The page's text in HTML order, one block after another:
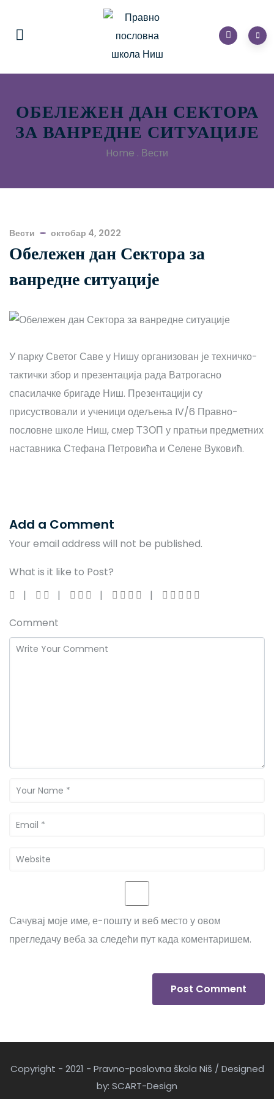
ОБЕЛЕЖЕН ДАН СЕКТОРА
ЗА ВАНРЕДНЕ СИТУАЦИЈЕ
Home . Вести
Вести октобар 4, 2022
Обележен дан Сектора за
ванредне ситуације
У парку Светог Саве у Нишу организован је техничко-
тактички збор и презентација рада Ватрогасно
спасилачке бригаде Ниш. Презентацији су
присуствовали и ученици одељења IV/6 Правно-
пословне школе Ниш, смер ТЗОП у пратњи предметних
наставника Стефана Петровића и Селене Вуковић.
Add a Comment
Your email address will not be published.
What is it like to Post?
Comment
Сачувај моје име, е-пошту и веб место у овом
прегледачу веба за следећи пут када коментаришем.
Copyright - 2021 - Pravno-poslovna škola Niš / Designed
by: SCART-Design